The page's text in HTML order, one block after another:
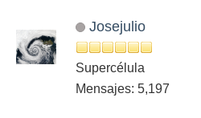
Josejulio
Supercélula
Mensajes: 5,197